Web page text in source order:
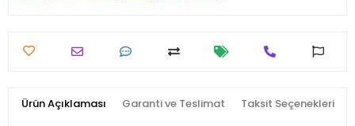
Ürün Açıklaması Garanti ve Teslimat Taksit Seçenekleri